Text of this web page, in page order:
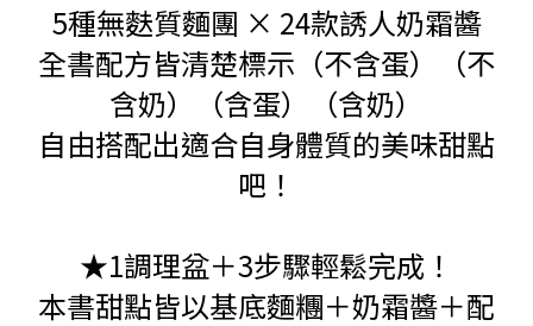
5種無麩質麵團 × 24款誘人奶霜醬
全書配方皆清楚標示（不含蛋）（不
含奶）（含蛋）（含奶）
自由搭配出適合自身體質的美味甜點
吧！
★1調理盆＋3步驟輕鬆完成！
本書甜點皆以基底麵糰＋奶霜醬＋配